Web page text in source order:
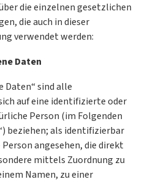
die einzelnen gesetzlichen
die auch in dieser
verwendet werden:
Daten
Daten“ sind alle
auf eine identifizierte oder
Person (im Folgenden
beziehen; als identifizierbar
angesehen, die direkt
mittels Zuordnung zu
Namen, zu einer